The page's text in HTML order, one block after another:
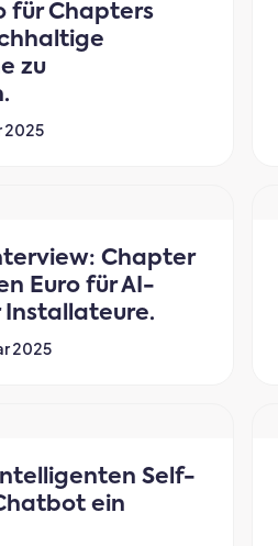
für Chapters
zu
2025
Chapter
Euro für AI-
Installateure.
2025
Self-
ein